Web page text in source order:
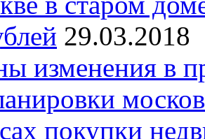
29.03.2018
изменения в
покупки